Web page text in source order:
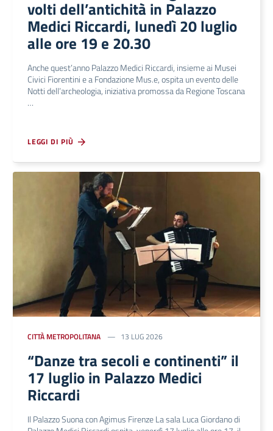
volti dell’antichità in Palazzo
Medici Riccardi, lunedì 20 luglio
alle ore 19 e 20.30
Anche quest’anno Palazzo Medici Riccardi, insieme ai Musei
Civici Fiorentini e a Fondazione Mus.e, ospita un evento delle
Notti dell’archeologia, iniziativa promossa da Regione Toscana
…
LEGGI DI PIÙ
CITTÀ METROPOLITANA 13 LUG 2026
“Danze tra secoli e continenti” il
17 luglio in Palazzo Medici
Riccardi
Il Palazzo Suona con Agimus Firenze La sala Luca Giordano di